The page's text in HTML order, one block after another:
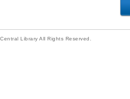
Library All Rights Reserved.